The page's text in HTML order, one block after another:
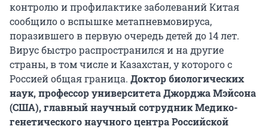
контролю и профилактике заболеваний Китая
сообщило о вспышке метапневмовируса,
поразившего в первую очередь детей до 14 лет.
Вирус быстро распространился и на другие
страны, в том числе и Казахстан, у которого с
Россией общая граница. Доктор биологических
наук, профессор университета Джорджа Мэйсона
(США), главный научный сотрудник Медико-
генетического научного центра Российской